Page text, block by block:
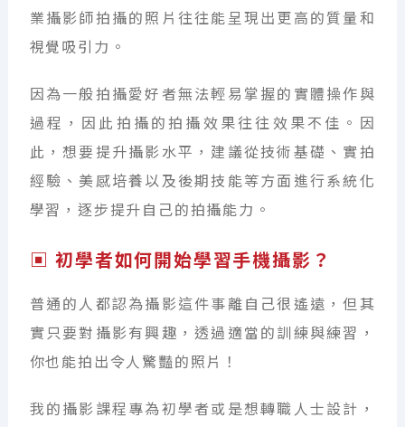
業攝影師拍攝的照片往往能呈現出更高的質量和
視覺吸引力。
因為一般拍攝愛好者無法輕易掌握的實體操作與
過程，因此拍攝的拍攝效果往往效果不佳。因
此，想要提升攝影水平，建議從技術基礎、實拍
經驗、美感培養以及後期技能等方面進行系統化
學習，逐步提升自己的拍攝能力。
▣ 初學者如何開始學習手機攝影？
普通的人都認為攝影這件事離自己很遙遠，但其
實只要對攝影有興趣，透過適當的訓練與練習，
你也能拍出令人驚豔的照片！
我的攝影課程專為初學者或是想轉職人士設計，